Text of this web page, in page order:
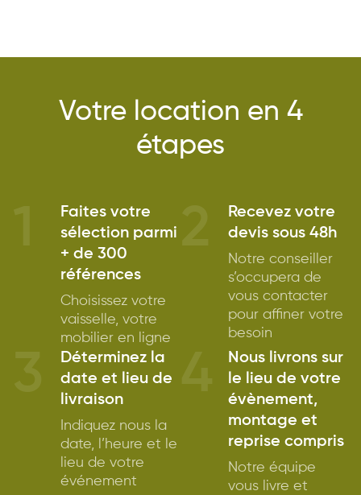
Votre location en 4
étapes
Faites votre
sélection parmi
+ de 300
références
Choisissez votre
vaisselle, votre
mobilier en ligne
Recevez votre
devis sous 48h
Notre conseiller
s’occupera de
vous contacter
pour affiner votre
besoin
Déterminez la
date et lieu de
livraison
Indiquez nous la
date, l’heure et le
lieu de votre
événement
Nous livrons sur
le lieu de votre
évènement,
montage et
reprise compris
Notre équipe
vous livre et